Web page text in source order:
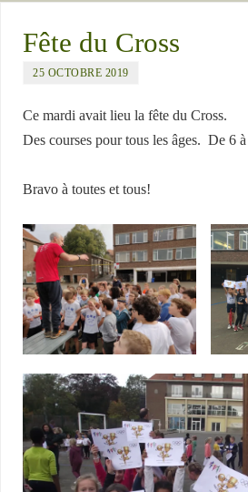
Fête du Cross
25 OCTOBRE 2019
Ce mardi avait lieu la fête du Cross.
Des courses pour tous les âges. De 6
Bravo à toutes et tous!